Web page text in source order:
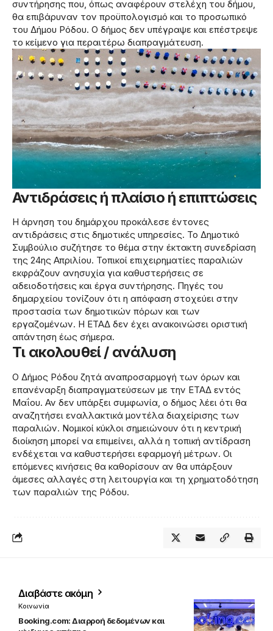
συντήρησης που, όπως αναφέρουν στελέχη του δήμου,
θα επιβάρυναν τον προϋπολογισμό και το προσωπικό
του Δήμου Ρόδου. Ο δήμος δεν υπέγραψε και επέστρεψε
το κείμενο για περαιτέρω διαπραγμάτευση.
Αντιδράσεις ή πλαίσιο ή επιπτώσεις
Η άρνηση του δημάρχου προκάλεσε έντονες
αντιδράσεις στις δημοτικές υπηρεσίες. Το Δημοτικό
Συμβούλιο συζήτησε το θέμα στην έκτακτη συνεδρίαση
της 24ης Απριλίου. Τοπικοί επιχειρηματίες παραλιών
εκφράζουν ανησυχία για καθυστερήσεις σε
αδειοδοτήσεις και έργα συντήρησης. Πηγές του
δημαρχείου τονίζουν ότι η απόφαση στοχεύει στην
προστασία των δημοτικών πόρων και των
εργαζομένων. Η ΕΤΑΔ δεν έχει ανακοινώσει οριστική
απάντηση έως σήμερα.
Τι ακολουθεί / ανάλυση
Ο Δήμος Ρόδου ζητά αναπροσαρμογή των όρων και
επανέναρξη διαπραγματεύσεων με την ΕΤΑΔ εντός
Μαΐου. Αν δεν υπάρξει συμφωνία, ο δήμος λέει ότι θα
αναζητήσει εναλλακτικά μοντέλα διαχείρισης των
παραλιών. Νομικοί κύκλοι σημειώνουν ότι η κεντρική
διοίκηση μπορεί να επιμείνει, αλλά η τοπική αντίδραση
ενδέχεται να καθυστερήσει εφαρμογή μέτρων. Οι
επόμενες κινήσεις θα καθορίσουν αν θα υπάρξουν
άμεσες αλλαγές στη λειτουργία και τη χρηματοδότηση
των παραλιών της Ρόδου.
Διαβάστε ακόμη
Κοινωνία
Booking.com: Διαρροή δεδομένων και